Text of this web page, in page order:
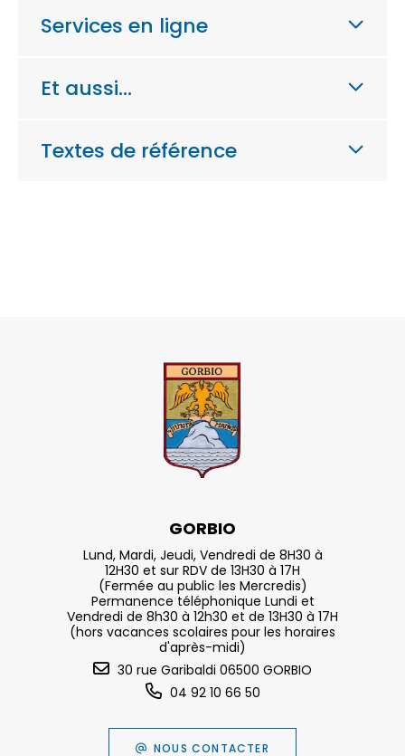
Services en ligne
Et aussi…
Textes de référence
GORBIO
Lund, Mardi, Jeudi, Vendredi de 8H30 à
12H30 et sur RDV de 13H30 à 17H
(Fermée au public les Mercredis)
Permanence téléphonique Lundi et
Vendredi de 8h30 à 12h30 et de 13H30 à 17H
(hors vacances scolaires pour les horaires
d'après-midi)
30 rue Garibaldi 06500 GORBIO
04 92 10 66 50
NOUS CONTACTER